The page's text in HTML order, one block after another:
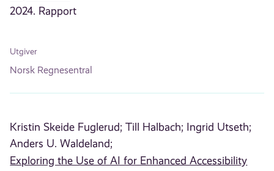
2024. Rapport
Utgiver
Norsk Regnesentral
Kristin Skeide Fuglerud; Till Halbach; Ingrid Utseth;
Anders U. Waldeland;
Exploring the Use of AI for Enhanced Accessibility